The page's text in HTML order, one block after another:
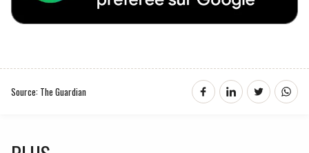
Source: The Guardian